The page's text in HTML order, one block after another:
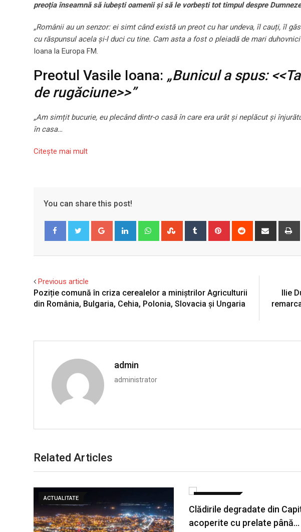
preoția înseamnă să iubești oamenii și să le vorbești tot timpul despre
„Românii au un senzor: ei simt când există un preot cu har undeva, îl cauți, îl
cu răspunsul acela și-l duci cu tine. Cam asta a fost o pleiadă de mari
Ioana la Europa FM.
Preotul Vasile Ioana: „Bunicul a spus:
de rugăciune>>”
„Am simțit bucurie, eu plecând dintr-o casă în care era urât și neplăcut și
în casa…
Citeşte mai mult
You can share this post!
Google+ LinkedIn WhatsappStumbleUpon
Tumblr Pinterest Reddit
Share
Previous article
Poziție comună în criza cerealelor a miniștrilor Agriculturii
din România, Bulgaria, Cehia, Polonia, Slovacia și Ungaria
Ilie
admin
administrator
Related Articles
ACTUALITATE
Clădirile degradate din
acoperite cu prelate până…